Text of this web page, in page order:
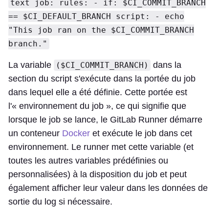
text job: rules: - if: $CI_COMMIT_BRANCH
== $CI_DEFAULT_BRANCH script: - echo
"This job ran on the $CI_COMMIT_BRANCH
branch."
La variable ($CI_COMMIT_BRANCH)
dans la
section du script s'exécute dans la portée du job
dans lequel elle a été définie. Cette portée est
l'« environnement du job », ce qui signifie que
lorsque le job se lance, le GitLab Runner démarre
un conteneur Docker et exécute le job dans cet
environnement. Le runner met cette variable (et
toutes les autres variables prédéfinies ou
personnalisées) à la disposition du job et peut
également afficher leur valeur dans les données de
sortie du log si nécessaire.